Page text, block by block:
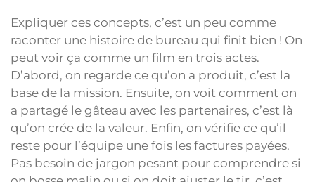
Expliquer ces concepts, c’est un peu comme
raconter une histoire de bureau qui finit bien ! On
peut voir ça comme un film en trois actes.
D’abord, on regarde ce qu’on a produit, c’est la
base de la mission. Ensuite, on voit comment on
a partagé le gâteau avec les partenaires, c’est là
qu’on crée de la valeur. Enfin, on vérifie ce qu’il
reste pour l’équipe une fois les factures payées.
Pas besoin de jargon pesant pour comprendre si